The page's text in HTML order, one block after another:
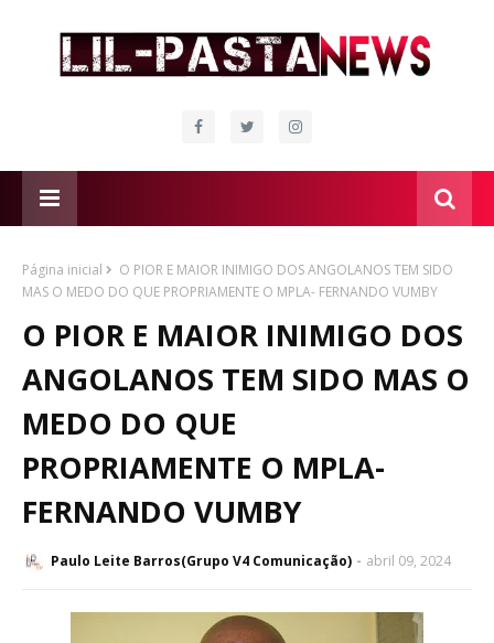
Página inicial
O PIOR E MAIOR INIMIGO DOS ANGOLANOS TEM SIDO
MAS O MEDO DO QUE PROPRIAMENTE O MPLA- FERNANDO VUMBY
O PIOR E MAIOR INIMIGO DOS
ANGOLANOS TEM SIDO MAS O
MEDO DO QUE
PROPRIAMENTE O MPLA-
FERNANDO VUMBY
Paulo Leite Barros(Grupo V4 Comunicação) abril 09, 2024